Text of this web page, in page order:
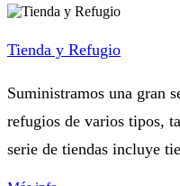
Tienda y Refugio
Suministramos una gran
refugios de varios tipos,
serie de tiendas incluye
multihabitación, tiendas